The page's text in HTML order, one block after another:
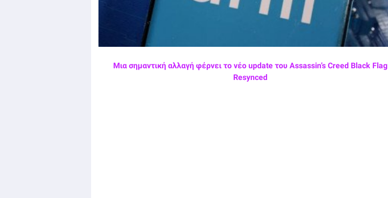
Μια σημαντική αλλαγή φέρνει το νέο update του Assassin’s Creed Black Flag
Resynced